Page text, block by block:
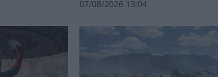
07/08/2026 13:04